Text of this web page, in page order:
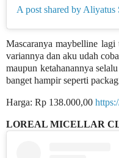
A post shared by
Mascaranya maybelline
variannya dan aku udah
maupun ketahanannya
banget hampir seperti
Harga: Rp 138.000,00
LOREAL MICELLAR